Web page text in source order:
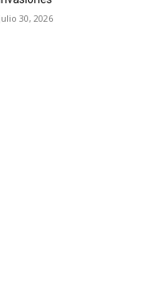
julio 30, 2026